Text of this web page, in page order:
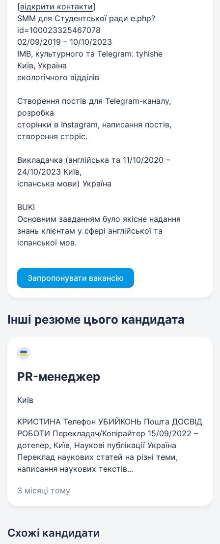
[відкрити контакти]
SMM для Студентської ради e.php?
id=100023325467078
02/09/2019 – 10/10/2023
ІМВ, культурного та Telegram: tyhishe
Київ, Україна
екологічного відділів
Створення постів для Telegram-каналу,
розробка
сторінки в Instagram, написання постів,
створення сторіс.
Викладачка (англійська та 11/10/2020 –
24/10/2023 Київ,
іспанська мови) Україна
BUKI
Основним завданням було якісне надання
знань клієнтам у сфері англійської та
іспанської мов.
Запропонувати вакансію
Інші резюме цього кандидата
PR-менеджер
Київ
КРИСТИНА Телефон УБИЙКОНЬ Пошта ДОСВІД
РОБОТИ Перекладач/Копірайтер 15/09/2022 –
дотепер, Київ, Наукові публікації Україна
Переклад наукових статей на різні теми,
написання наукових текстів...
3 місяці тому
Схожі кандидати